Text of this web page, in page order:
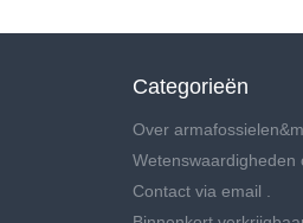
Categorieën
Over
Wetenswaardigheden
Contact via email .